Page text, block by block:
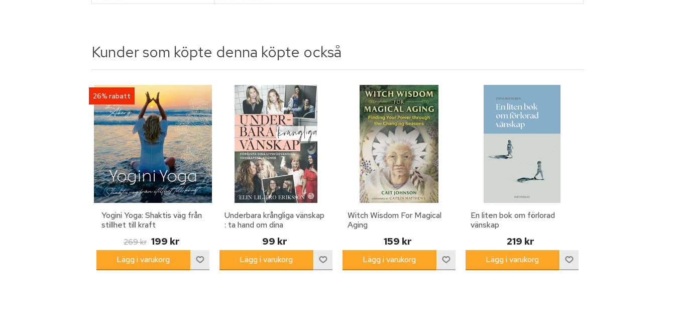
Kunder som köpte denna köpte också
26% rabatt
Yogini Yoga: Shaktis väg från
stillhet till kraft
269 kr 199 kr
Underbara krångliga vänskap
: ta hand om dina
vänskapsrelationer
99 kr
Witch Wisdom For Magical
Aging
159 kr
En liten bok om förlorad
vänskap
219 kr